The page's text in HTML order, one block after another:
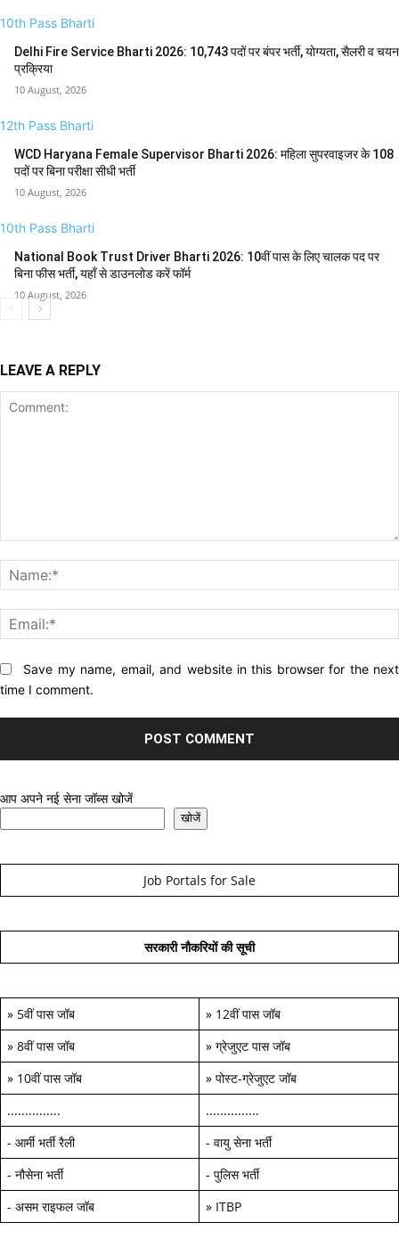
10th Pass Bharti
Delhi Fire Service Bharti 2026: 10,743 पदों पर बंपर भर्ती, योग्यता, सैलरी व चयन
प्रक्रिया
10 August, 2026
12th Pass Bharti
WCD Haryana Female Supervisor Bharti 2026: महिला सुपरवाइजर के 108
पदों पर बिना परीक्षा सीधी भर्ती
10 August, 2026
10th Pass Bharti
National Book Trust Driver Bharti 2026: 10वीं पास के लिए चालक पद पर
बिना फीस भर्ती, यहाँ से डाउनलोड करें फॉर्म
10 August, 2026
LEAVE A REPLY
Website:Save my name, email, and website in this browser for the next
time I comment.
आप अपने नई सेना जॉब्स खोजें
खोजें
Job Portals for Sale
सरकारी नौकरियों की सूची
» 5वीं पास जॉब » 12वीं पास जॉब
» 8वीं पास जॉब » ग्रेजुएट पास जॉब
» 10वीं पास जॉब » पोस्ट-ग्रेजुएट जॉब
...............
...............
- आर्मी भर्ती रैली - वायु सेना भर्ती
- नौसेना भर्ती - पुलिस भर्ती
- असम राइफल जॉब » ITBP